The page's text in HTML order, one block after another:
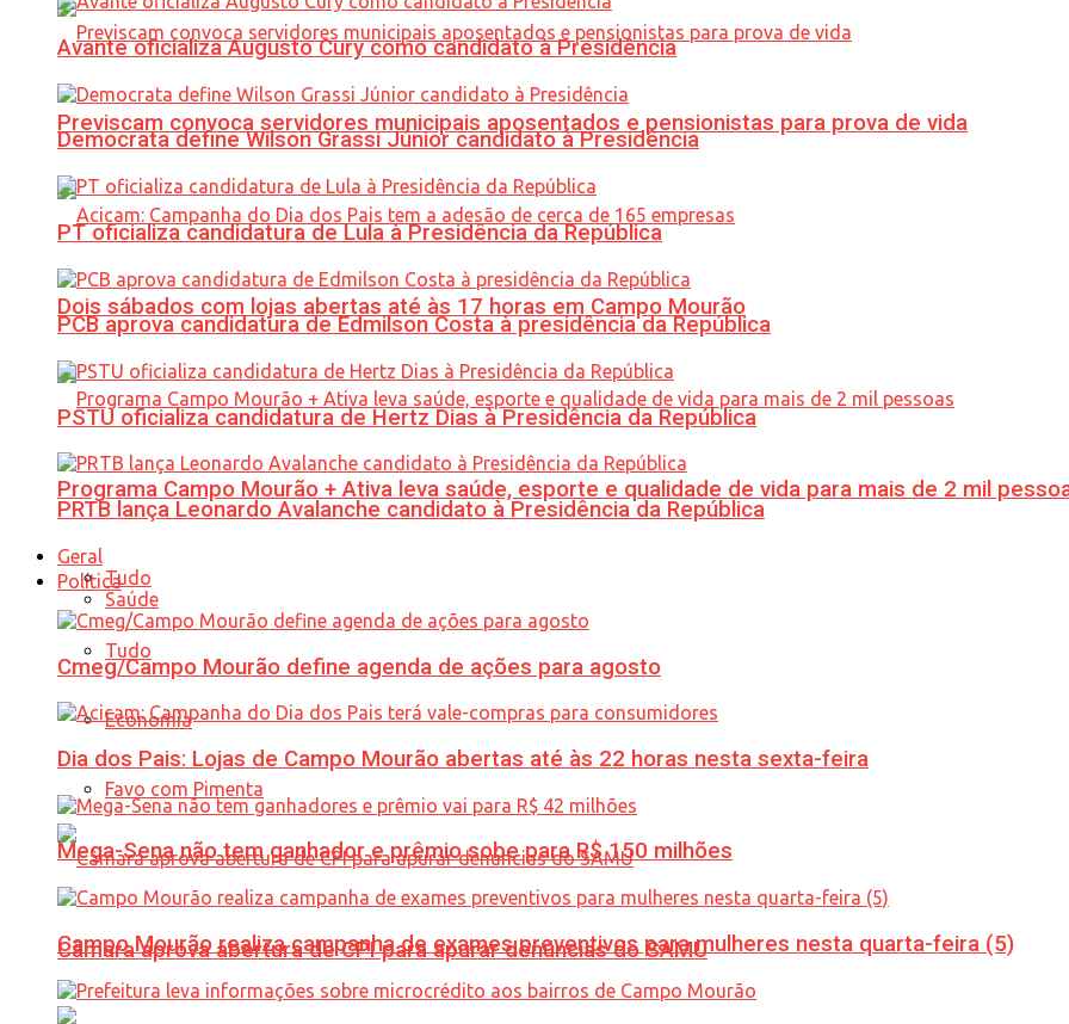
Previscam convoca servidores municipais aposentados e pensionistas para prova de vida
Dois sábados com lojas abertas até às 17 horas em Campo Mourão
Programa Campo Mourão + Ativa leva saúde, esporte e qualidade de vida para mais de 2 mil
Política
Tudo
Economia
Favo com Pimenta
Câmara aprova abertura de CPI para apurar denúncias do SAMU
Avante oficializa Augusto Cury como candidato à Presidência
Democrata define Wilson Grassi Júnior candidato à Presidência
PT oficializa candidatura de Lula à Presidência da República
PCB aprova candidatura de Edmilson Costa à presidência da República
PSTU oficializa candidatura de Hertz Dias à Presidência da República
PRTB lança Leonardo Avalanche candidato à Presidência da República
Geral
Tudo
Saúde
Cmeg/Campo Mourão define agenda de ações para agosto
Dia dos Pais: Lojas de Campo Mourão abertas até às 22 horas nesta sexta-feira
Mega-Sena não tem ganhador e prêmio sobe para R$ 150 milhões
Campo Mourão realiza campanha de exames preventivos para mulheres nesta quarta-feira (5)